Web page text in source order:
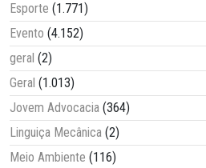
Esporte (1.771)
Evento (4.152)
geral (2)
Geral (1.013)
Jovem Advocacia (364)
Linguiça Mecânica (2)
Meio Ambiente (116)